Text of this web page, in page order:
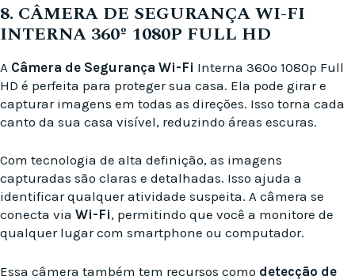
8. CÂMERA DE SEGURANÇA WI-FI
INTERNA 360º 1080P FULL HD
A Câmera de Segurança Wi-Fi Interna 360º 1080p Full
HD é perfeita para proteger sua casa. Ela pode girar e
capturar imagens em todas as direções. Isso torna cada
canto da sua casa visível, reduzindo áreas escuras.
Com tecnologia de alta definição, as imagens
capturadas são claras e detalhadas. Isso ajuda a
identificar qualquer atividade suspeita. A câmera se
conecta via Wi-Fi, permitindo que você a monitore de
qualquer lugar com smartphone ou computador.
Essa câmera também tem recursos como detecção de